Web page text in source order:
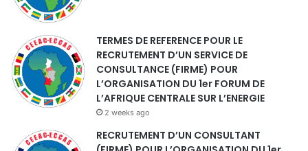
TERMES DE REFERENCE POUR LE
RECRUTEMENT D’UN SERVICE DE
CONSULTANCE (FIRME) POUR
L’ORGANISATION DU 1er FORUM DE
L’AFRIQUE CENTRALE SUR L’ENERGIE
2 weeks ago
RECRUTEMENT D’UN CONSULTANT